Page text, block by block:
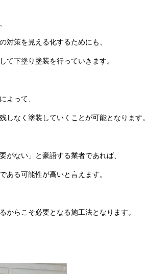
対策を見える化するためにも、
て下塗り塗装を行っていきます。
よって、
しなく塗装していくことが可能となります。
がない」と豪語する業者であれば、
ある可能性が高いと言えます。
からこそ必要となる施工法となります。